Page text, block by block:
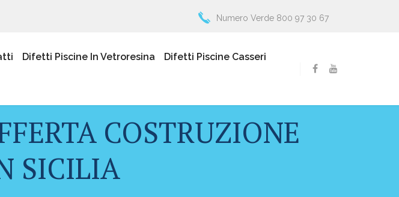
Numero Verde 800 97 30 67
Difetti Piscine In Vetroresina Difetti Piscine Casseri
COSTRUZIONE
SICILIA